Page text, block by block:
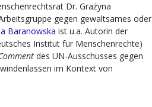
Dr. Grażyna
gegen gewaltsames oder
Baranowska ist u.a. Autorin der
Institut für Menschenrechte)
des UN-Ausschusses gegen
im Kontext von